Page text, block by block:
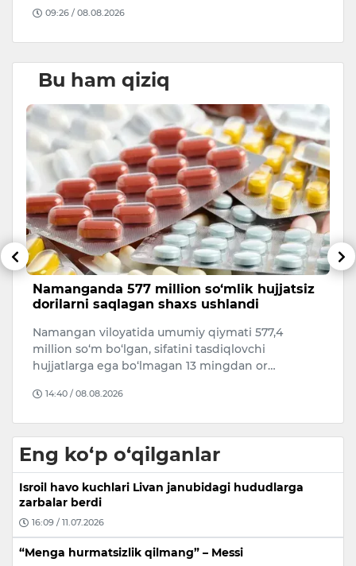
09:26 / 08.08.2026
Bu ham qiziq
Namanganda 577 million so‘mlik hujjatsiz
dorilarni saqlagan shaxs ushlandi
Namangan viloyatida umumiy qiymati 577,4
million so‘m bo‘lgan, sifatini tasdiqlovchi
hujjatlarga ega bo‘lmagan 13 mingdan or…
14:40 / 08.08.2026
Eng ko‘p o‘qilganlar
Isroil havo kuchlari Livan janubidagi hududlarga
zarbalar berdi
16:09 / 11.07.2026
“Menga hurmatsizlik qilmang” – Messi